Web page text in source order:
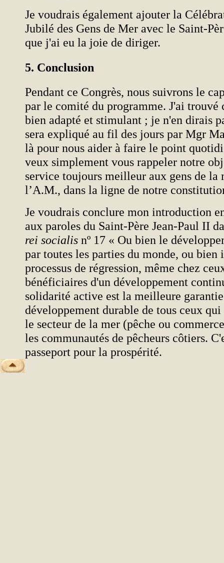
Je voudrais également ajouter la
Jubilé des Gens de Mer avec le Saint-
que j'ai eu la joie de diriger.
5. Conclusion
Pendant ce Congrès, nous suivrons le
par le comité du programme. J'ai trouvé
bien adapté et stimulant ; je n'en dirais
sera expliqué au fil des jours par Mgr
là pour nous aider à faire le point
veux simplement vous rappeler notre
service toujours meilleur aux gens de la
l’A.M., dans la ligne de notre
Je voudrais conclure mon introduction
aux paroles du Saint-Père Jean-Paul II
rei socialis nº 17 « Ou bien le
par toutes les parties du monde, ou bien
processus de régression, même chez
bénéficiaires d'un développement
solidarité active est la meilleure
développement durable de tous ceux
le secteur de la mer (pêche ou
les communautés de pêcheurs côtiers.
passeport pour la prospérité.